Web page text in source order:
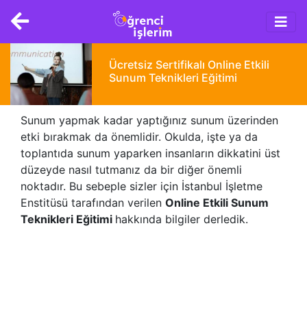
main
content
navigation
Ücretsiz Sertifikalı Online Etkili
Sunum Teknikleri Eğitimi
Sunum yapmak kadar yaptığınız sunum üzerinden
etki bırakmak da önemlidir. Okulda, işte ya da
toplantıda sunum yaparken insanların dikkatini üst
düzeyde nasıl tutmanız da bir diğer önemli
noktadır. Bu sebeple sizler için İstanbul İşletme
Enstitüsü tarafından verilen Online Etkili Sunum
Teknikleri Eğitimi hakkında bilgiler derledik.